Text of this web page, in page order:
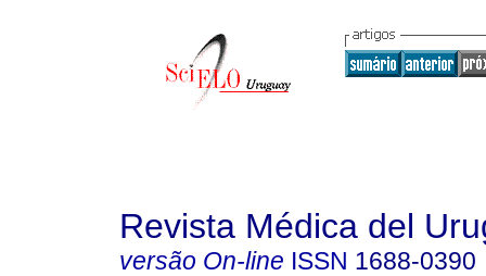
Revista Médica del
versão On-line ISSN 1688-0390